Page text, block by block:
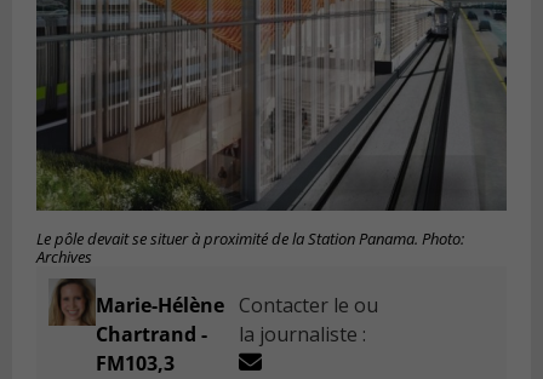
Le pôle devait se situer à proximité de la Station Panama. Photo:
Archives
Marie-Hélène
Chartrand -
FM103,3
Contacter le ou
la journaliste :